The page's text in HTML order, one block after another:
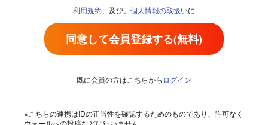
利用規約 、及び、 個人情報の取扱いに
同意して会員登録する(無料)
既に会員の方はこちらから ログイン
※こちらの連携はIDの正当性を確認するためのものであり、許可なく
ウォールへの投稿などは行いません。